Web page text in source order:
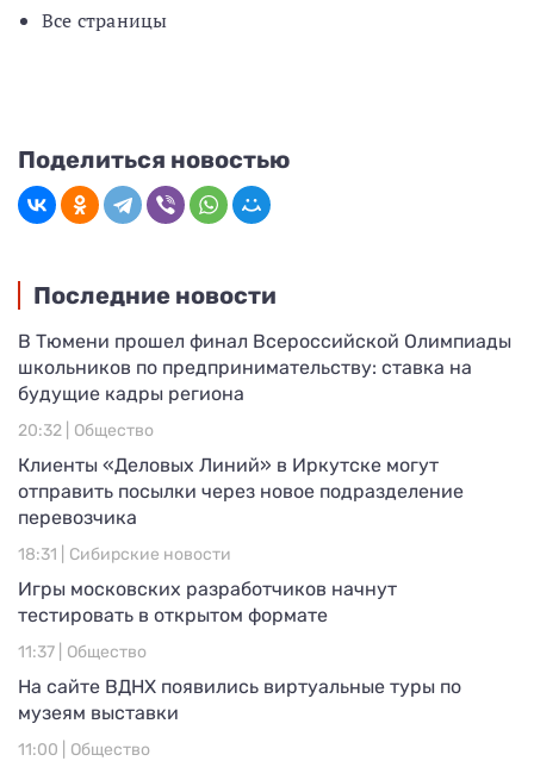
Все страницы
Поделиться новостью
Последние новости
В Тюмени прошел финал Всероссийской Олимпиады
школьников по предпринимательству: ставка на
будущие кадры региона
20:32 | Общество
Клиенты «Деловых Линий» в Иркутске могут
отправить посылки через новое подразделение
перевозчика
18:31 | Сибирские новости
Игры московских разработчиков начнут
тестировать в открытом формате
11:37 | Общество
На сайте ВДНХ появились виртуальные туры по
музеям выставки
11:00 | Общество